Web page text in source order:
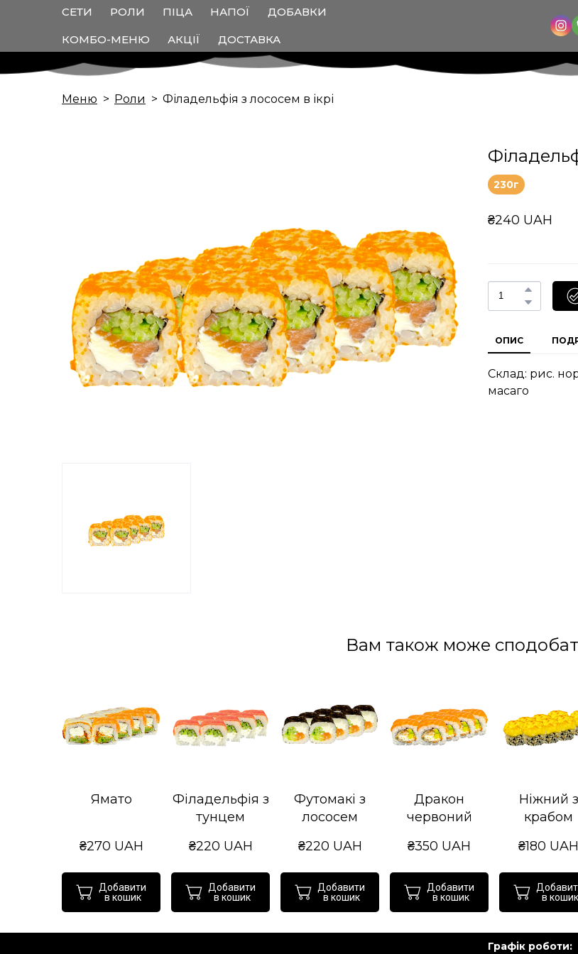
СЕТИ РОЛИ ПІЦА НАПОЇ ДОБАВКИ
КОМБО-МЕНЮ АКЦІЇ ДОСТАВКА
Меню Роли Філадельфія з лососем в ікрі
230г
₴240 UAH
ОПИС
Склад: рис.
масаго
Вам також може
Ямато
₴270 UAH
Добавити
в кошик
Філадельфія з
тунцем
₴220 UAH
Добавити
в кошик
Футомакі з
лососем
₴220 UAH
Добавити
в кошик
Дракон
червоний
₴350 UAH
Добавити
в кошик
Ніжний з
крабом
₴180 UAH
в кошик
Графік роботи: